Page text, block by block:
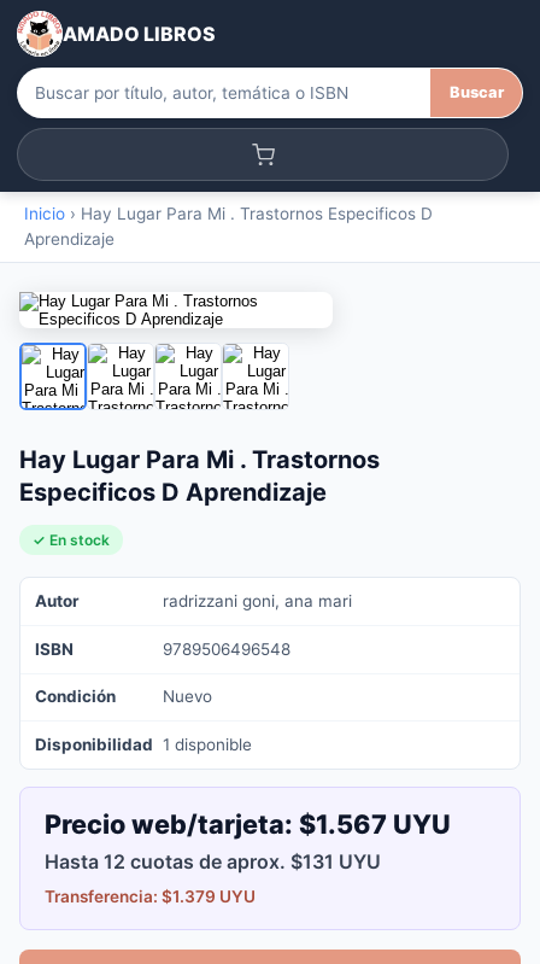
AMADO LIBROS
Buscar
Inicio › Hay Lugar Para Mi . Trastornos Especificos D
Aprendizaje
Hay Lugar Para Mi . Trastornos
Especificos D Aprendizaje
✓ En stock
Autor radrizzani goni, ana mari
ISBN 9789506496548
Condición Nuevo
Disponibilidad 1 disponible
Precio web/tarjeta: $1.567 UYU
Hasta 12 cuotas de aprox. $131 UYU
Transferencia: $1.379 UYU